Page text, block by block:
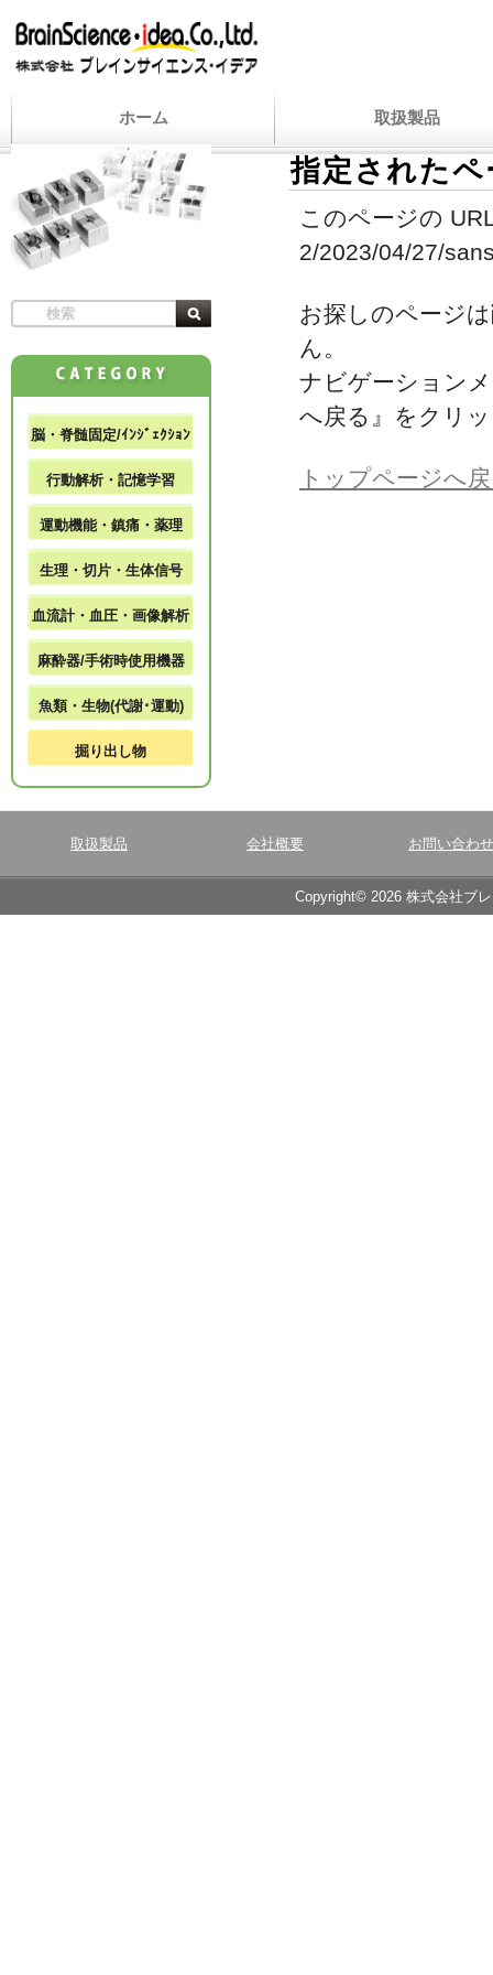
ホーム 取扱製品
指定された
このページの
2/2023/04/27/
お探しのページ
ん。
ナビゲーション
へ戻る』をクリ
トップページへ
脳・脊髄固定/ｲﾝｼﾞｪｸｼｮﾝ
行動解析・記憶学習
運動機能・鎮痛・薬理
生理・切片・生体信号
血流計・血圧・画像解析
麻酔器/手術時使用機器
魚類・生物(代謝･運動)
掘り出し物
取扱製品 会社概要 お問い合わせ
Copyright© 2026 株式会社ブ